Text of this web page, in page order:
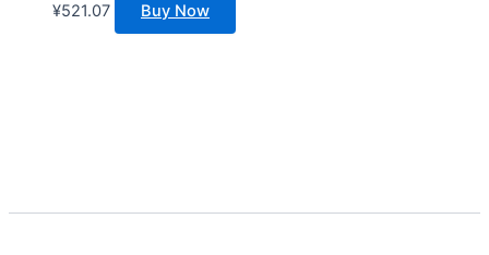
¥521.07 Buy Now